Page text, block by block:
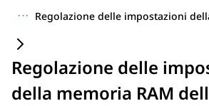
···
Regolazione delle
della memoria RAM